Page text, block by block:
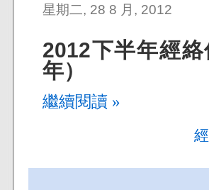
星期二, 28 8 月, 2012
2012下半年經
年）
繼續閱讀 »